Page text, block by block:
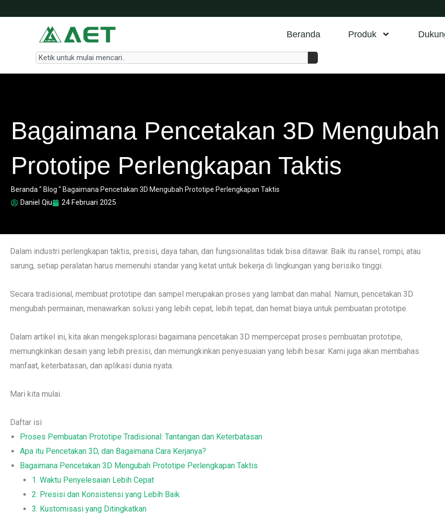
ke
Beranda Produk
Search
Bagaimana Pencetakan 3D Mengubah
Prototipe Perlengkapan Taktis
Beranda " Blog " Bagaimana Pencetakan 3D Mengubah Prototipe Perlengkapan Taktis
Daniel Qiu 24 Februari 2025
Dalam industri perlengkapan taktis, presisi, daya tahan, dan fungsionalitas tidak bisa ditawar. Baik itu ransel, rompi, atau
sarung, setiap peralatan harus memenuhi standar yang ketat untuk bekerja di lingkungan yang berisiko tinggi.
Secara tradisional, membuat prototipe dan sampel merupakan proses yang lambat dan mahal. Namun, pencetakan 3D
mengubah permainan, menawarkan solusi yang lebih cepat, lebih tepat, dan hemat biaya untuk pembuatan prototipe.
Dalam artikel ini, kita akan mengeksplorasi bagaimana pencetakan 3D mempercepat proses pembuatan prototipe,
memungkinkan desain yang lebih presisi, dan memungkinkan penyesuaian yang lebih besar. Kami juga akan membahas
manfaat, keterbatasan, dan aplikasi dunia nyata.
Mari kita mulai.
Daftar isi
Proses Pembuatan Prototipe Tradisional: Tantangan dan Keterbatasan
Apa itu Pencetakan 3D, dan Bagaimana Cara Kerjanya?
Bagaimana Pencetakan 3D Mengubah Prototipe Perlengkapan Taktis
1. Waktu Penyelesaian Lebih Cepat
2. Presisi dan Konsistensi yang Lebih Baik
3. Kustomisasi yang Ditingkatkan